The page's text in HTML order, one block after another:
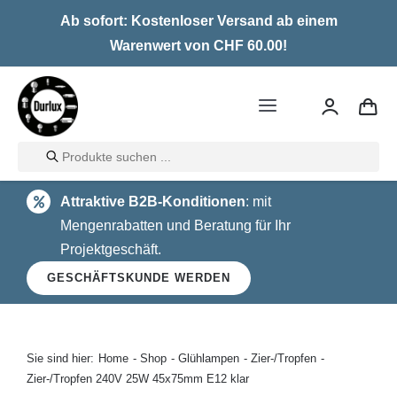
Ab sofort: Kostenloser Versand ab einem
Warenwert von CHF 60.00!
Toggle
Home
LED
Halogen
Glühlampen
Kontakt
Products
search
Attraktive B2B-Konditionen: mit
Mengenrabatten und Beratung für Ihr
Projektgeschäft.
GESCHÄFTSKUNDE WERDEN
Sie sind hier: Home Shop Glühlampen
Zier-/Tropfen
Zier-/Tropfen 240V 25W 45x75mm E12 klar